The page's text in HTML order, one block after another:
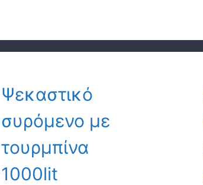
Ψεκαστικό
συρόμενο με
τουρμπίνα
1000lit